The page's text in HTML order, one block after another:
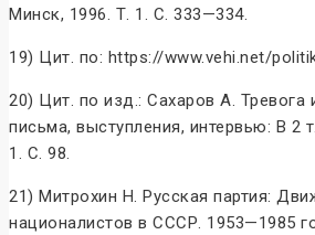
Минск, 1996. Т. 1. С. 333—334.
19) Цит. по: https://www.vehi.net/
20) Цит. по изд.: Сахаров А. Тревога
письма, выступления, интервью: В 2
1. С. 98.
21) Митрохин Н. Русская партия:
националистов в СССР. 1953—1985